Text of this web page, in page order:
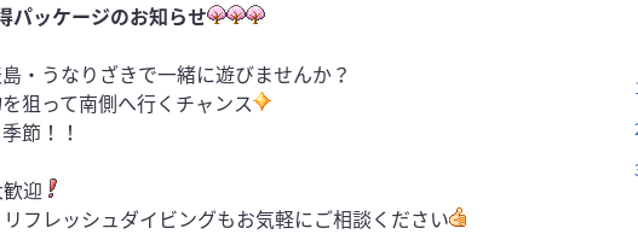
パッケージのお知らせ
・うなりざきで一緒に遊びませんか？
狙って南側へ行くチャンス
節！！
迎
フレッシュダイビングもお気軽にご相談ください